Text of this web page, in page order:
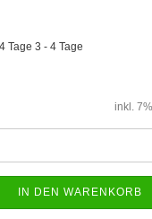
3 - 4 Tage
inkl.
IN DEN WARENKORB